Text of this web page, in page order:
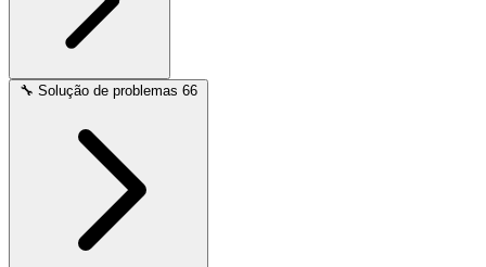
🔧 Solução de problemas 66